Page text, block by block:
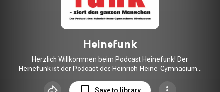
Heinefunk
Herzlich Willkommen beim Podcast Heinefunk! Der
Heinefunk ist der Podcast des Heinrich-Heine-Gymnasiums
Heine-Gymnasiums e.V. Unregelmäßig, etwa alle zwei
Save to library